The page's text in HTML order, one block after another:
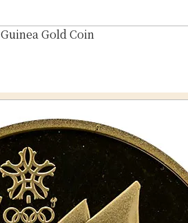
Gold Coin